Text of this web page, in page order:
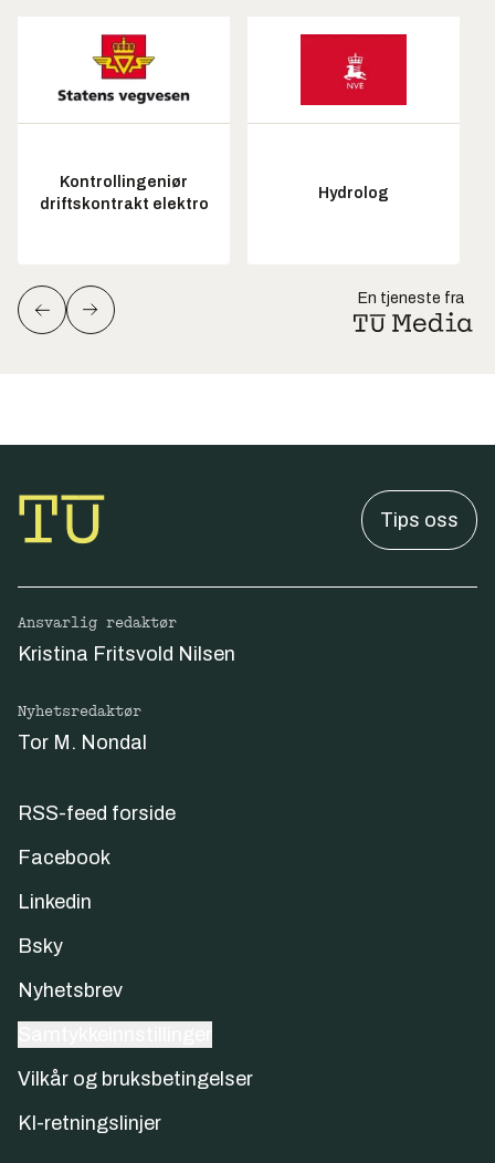
Kontrollingeniør
driftskontrakt elektro
Hydrolog
En tjeneste fra
Tips oss
Ansvarlig redaktør
Kristina Fritsvold Nilsen
Nyhetsredaktør
Tor M. Nondal
RSS-feed forside
Facebook
Linkedin
Bsky
Nyhetsbrev
Vilkår og bruksbetingelser
KI-retningslinjer